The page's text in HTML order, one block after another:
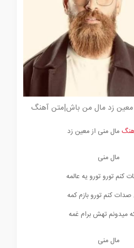
زد مال من باش|متن آهنگ
مال منی از معین زد
مال منی
کنم تورو تورو یه عالمه
کنم تورو بازم کمه
میدونم تهش برام غمه
مال منی